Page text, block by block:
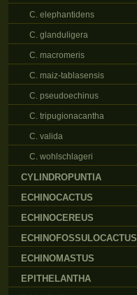
C. elephantidens
C. glanduligera
C. macromeris
C. maiz-tablasensis
C. pseudoechinus
C. tripugionacantha
C. valida
C. wohlschlageri
CYLINDROPUNTIA
ECHINOCACTUS
ECHINOCEREUS
ECHINOFOSSULOCACTUS
ECHINOMASTUS
EPITHELANTHA